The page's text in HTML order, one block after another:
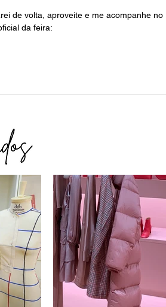
de volta, aproveite e me acompanhe no
da feira: